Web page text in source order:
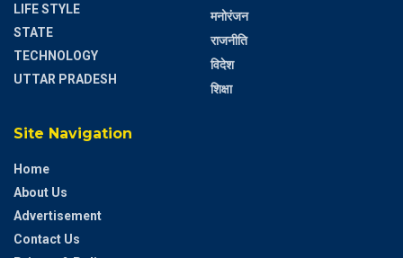
LIFE STYLE
STATE
TECHNOLOGY
UTTAR PRADESH
मनोरंजन
राजनीति
विदेश
शिक्षा
Site Navigation
Home
About Us
Advertisement
Contact Us